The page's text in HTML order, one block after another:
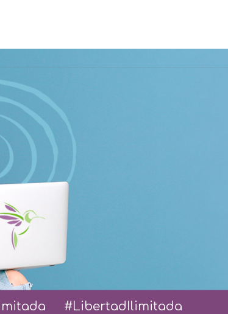
#LibertadIlimitada